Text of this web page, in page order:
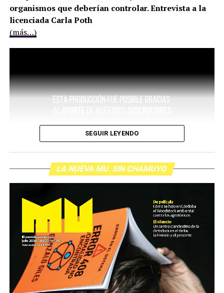
organismos que deberían controlar. Entrevista a la
licenciada Carla Poth
(más…)
SEGUIR LEYENDO
LA NUEVA MU. SIN CHAMUYO